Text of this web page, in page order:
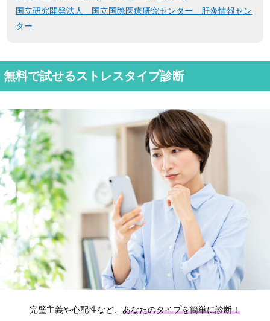
国立研究開発法人 国立国際医療研究センター 肝炎情報セン
ター
無料で試せるストレスタイプ診断
完璧主義や心配性など、 あなたのタイプを簡単に診断！